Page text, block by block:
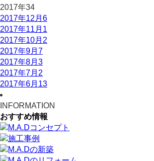
2017年34
2017年12月 6
2017年11月 1
2017年10月 2
2017年9月 7
2017年8月 3
2017年7月 2
2017年6月 13
INFORMATION
おすすめ情報